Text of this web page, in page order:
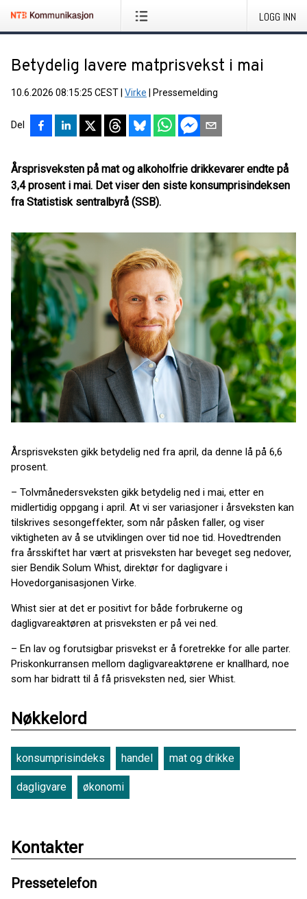
LOGG INN
Betydelig lavere matprisvekst i mai
10.6.2026 08:15:25 CEST Virke Pressemelding
Del
Årsprisveksten på mat og alkoholfrie drikkevarer endte på
3,4 prosent i mai. Det viser den siste konsumprisindeksen
fra Statistisk sentralbyrå (SSB).
Årsprisveksten gikk betydelig ned fra april, da denne lå på 6,6
prosent.
– Tolvmånedersveksten gikk betydelig ned i mai, etter en
midlertidig oppgang i april. At vi ser variasjoner i årsveksten kan
tilskrives sesongeffekter, som når påsken faller, og viser
viktigheten av å se utviklingen over tid noe tid. Hovedtrenden
fra årsskiftet har vært at prisveksten har beveget seg nedover,
sier Bendik Solum Whist, direktør for dagligvare i
Hovedorganisasjonen Virke.
Whist sier at det er positivt for både forbrukerne og
dagligvareaktøren at prisveksten er på vei ned.
– En lav og forutsigbar prisvekst er å foretrekke for alle parter.
Priskonkurransen mellom dagligvareaktørene er knallhard, noe
som har bidratt til å få prisveksten ned, sier Whist.
Nøkkelord
konsumprisindeks handel mat og drikke
dagligvare økonomi
Kontakter
Pressetelefon